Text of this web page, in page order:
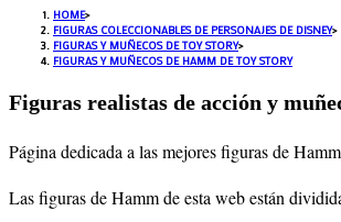
HOME>
FIGURAS COLECCIONABLES DE PERSONAJES DE DISNEY>
FIGURAS Y MUÑECOS DE TOY STORY>
FIGURAS Y MUÑECOS DE HAMM DE TOY STORY
Figuras realistas de acción y
Página dedicada a las mejores figuras de
Las figuras de Hamm de esta web están